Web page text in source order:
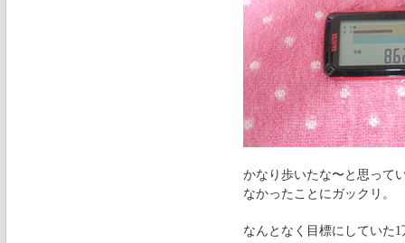
かなり歩いたな〜と思って
なかったことにガックリ。
なんとなく目標にしていた